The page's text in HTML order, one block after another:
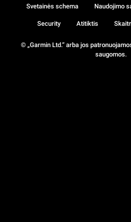
© „Garmin Ltd.“ arba jos
saugomos.
Svetainės schema Naudojimo
Security Atitiktis